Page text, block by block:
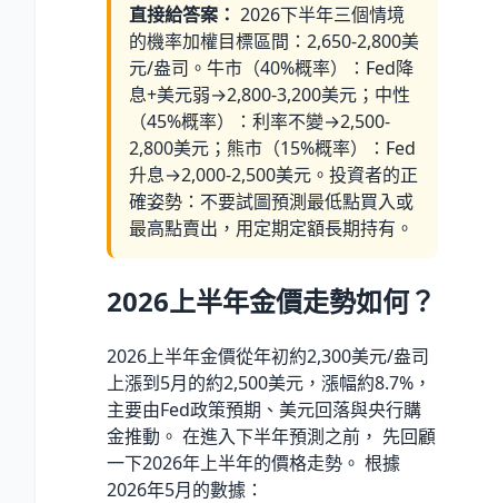
直接給答案： 2026下半年三個情境
的機率加權目標區間：2,650-2,800美
元/盎司。牛市（40%概率）：Fed降
息+美元弱→2,800-3,200美元；中性
（45%概率）：利率不變→2,500-
2,800美元；熊市（15%概率）：Fed
升息→2,000-2,500美元。投資者的正
確姿勢：不要試圖預測最低點買入或
最高點賣出，用定期定額長期持有。
2026上半年金價走勢如何？
2026上半年金價從年初約2,300美元/盎司
上漲到5月的約2,500美元，漲幅約8.7%，
主要由Fed政策預期、美元回落與央行購
金推動。 在進入下半年預測之前， 先回顧
一下2026年上半年的價格走勢。 根據
2026年5月的數據：